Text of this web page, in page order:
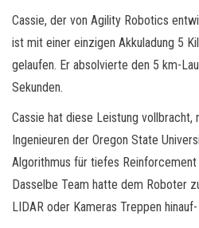
Cassie, der von Agility Robotics
ist mit einer einzigen Akkuladung 5
gelaufen. Er absolvierte den 5 km-
Sekunden.
Cassie hat diese Leistung vollbracht,
Ingenieuren der Oregon State
Algorithmus für tiefes Reinforcement
Dasselbe Team hatte dem Roboter
LIDAR oder Kameras Treppen